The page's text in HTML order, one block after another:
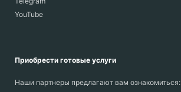
YouTube
Приобрести готовые услуги
Наши партнеры предлагают вам ознакомиться: